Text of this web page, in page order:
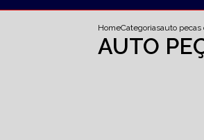
HomeCategoriasauto pecas
AUTO